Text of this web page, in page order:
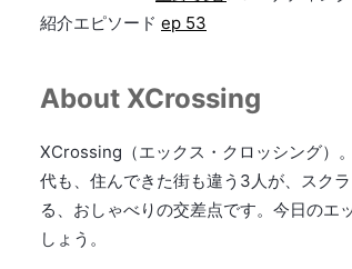
紹介エピソード ep 53
About XCrossing
XCrossing（エックス・クロッシング）
代も、住んできた街も違う3人が、スク
る、おしゃべりの交差点です。今日のエ
しょう。